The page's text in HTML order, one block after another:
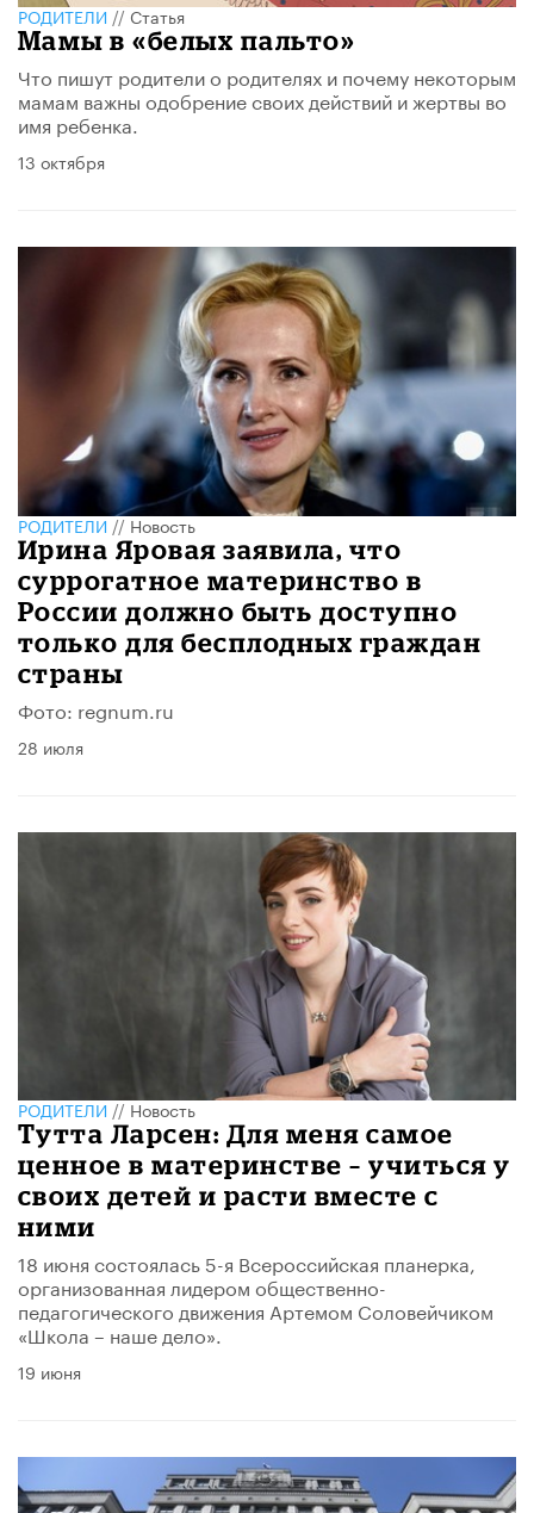
РОДИТЕЛИ//Статья
Мамы в «белых пальто»
Что пишут родители о родителях и почему некоторым
мамам важны одобрение своих действий и жертвы во
имя ребенка.
13 октября
РОДИТЕЛИ//Новость
Ирина Яровая заявила, что
суррогатное материнство в
России должно быть доступно
только для бесплодных граждан
страны
Фото: regnum.ru
28 июля
РОДИТЕЛИ//Новость
Тутта Ларсен: Для меня самое
ценное в материнстве – учиться у
своих детей и расти вместе с
ними
18 июня состоялась 5-я Всероссийская планерка,
организованная лидером общественно-
педагогического движения Артемом Соловейчиком
«Школа – наше дело».
19 июня